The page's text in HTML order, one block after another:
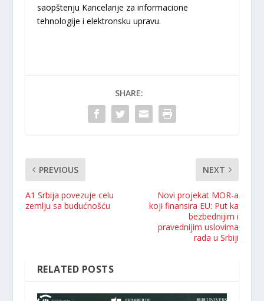
saopštenju Kancelarije za informacione
tehnologije i elektronsku upravu.
SHARE:
PREVIOUS
A1 Srbija povezuje celu
zemlju sa budućnošću
NEXT
Novi projekat MOR-a
koji finansira EU: Put ka
bezbednijim i
pravednijim uslovima
rada u Srbiji
RELATED POSTS